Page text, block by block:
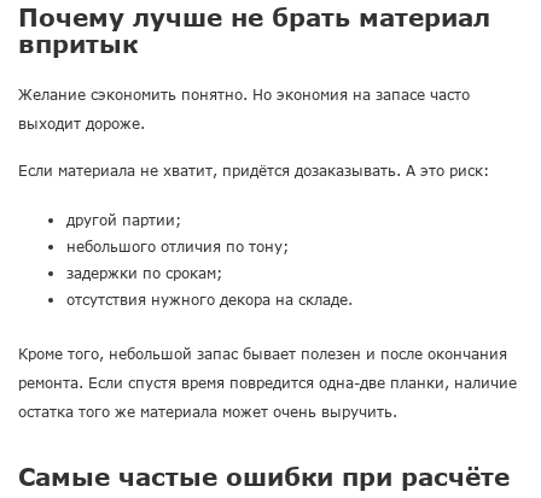
Почему лучше не брать материал
впритык
Желание сэкономить понятно. Но экономия на запасе часто
выходит дороже.
Если материала не хватит, придётся дозаказывать. А это риск:
другой партии;
небольшого отличия по тону;
задержки по срокам;
отсутствия нужного декора на складе.
Кроме того, небольшой запас бывает полезен и после окончания
ремонта. Если спустя время повредится одна-две планки, наличие
остатка того же материала может очень выручить.
Самые частые ошибки при расчёте